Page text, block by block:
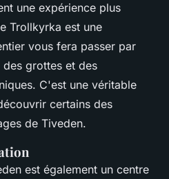
une expérience plus
Trollkyrka est une
vous fera passer par
grottes et des
C'est une véritable
certains des
de Tiveden.
est également un centre